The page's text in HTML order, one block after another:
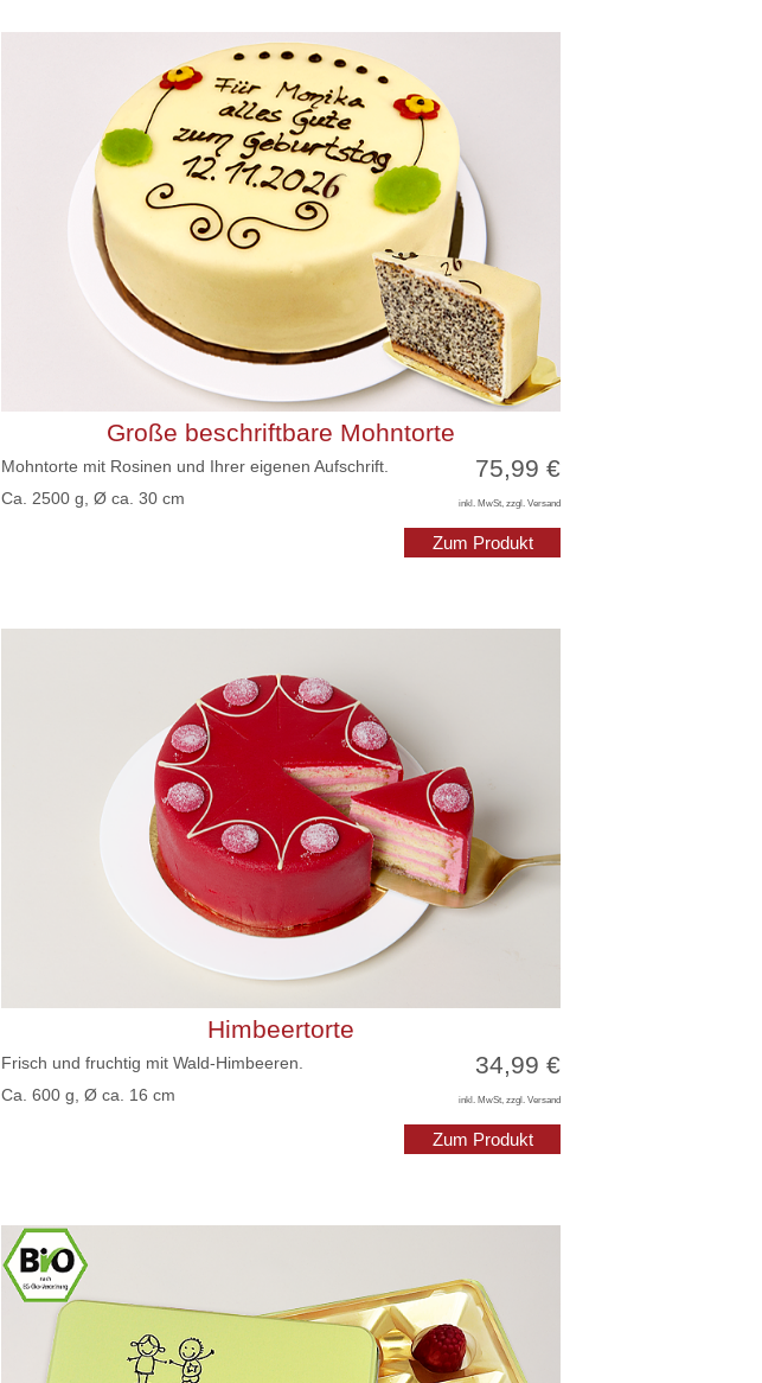
Große beschriftbare Mohntorte
Mohntorte mit Rosinen und Ihrer eigenen Aufschrift.
Ca. 2500 g, Ø ca. 30 cm
75,99 €
inkl. MwSt, zzgl. Versand
Zum Produkt
Himbeertorte
Frisch und fruchtig mit Wald-Himbeeren.
Ca. 600 g, Ø ca. 16 cm
34,99 €
inkl. MwSt, zzgl. Versand
Zum Produkt